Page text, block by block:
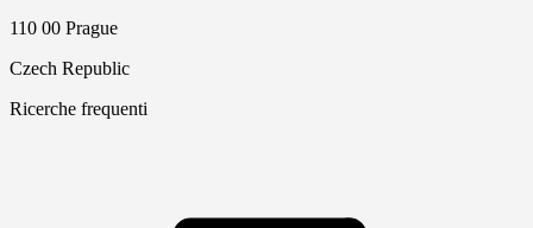
110 00 Prague
Czech Republic
Ricerche frequenti